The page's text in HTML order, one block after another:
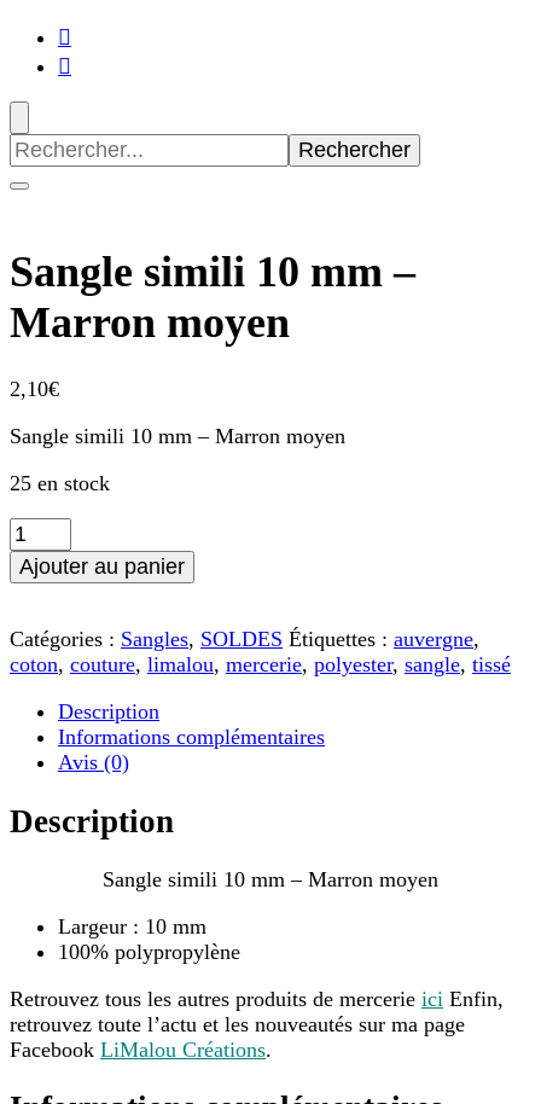
Recherche
pour
:
Sangle simili 10 mm –
Marron moyen
2,10€
Sangle simili 10 mm – Marron moyen
25 en stock
quantité
de
Sangle
10
mm
-
Marron
moyen
Ajouter au panier
Catégories : Sangles, SOLDES Étiquettes : auvergne,
coton, couture, limalou, mercerie, polyester, sangle, tissé
Description
Informations complémentaires
Avis (0)
Description
Sangle simili 10 mm – Marron moyen
Largeur : 10 mm
100% polypropylène
Retrouvez tous les autres produits de mercerie ici Enfin,
retrouvez toute l’actu et les nouveautés sur ma page
Facebook LiMalou Créations.